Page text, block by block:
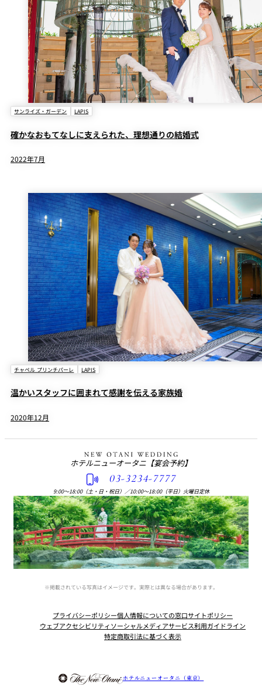
サンライズ・ガーデン LAPIS
確かなおもてなしに支えられた、理想通りの結婚式
2022年7月
チャペル プリンチパーレ LAPIS
温かいスタッフに囲まれて感謝を伝える家族婚
2020年12月
ホテルニューオータニ 【宴会予約】
03-3234-7777
9:00〜18:00（土・日・祝日） ／10:00〜18:00（平日）火曜日定休
※掲載されている写真はイメージです。実際とは異なる場合があります。
ホテルニューオータニ（東京）
プライバシーポリシー個人情報についての窓口サイトポリシー
ウェブアクセシビリティソーシャルメディアサービス利用ガイドライン
特定商取引法に基づく表示